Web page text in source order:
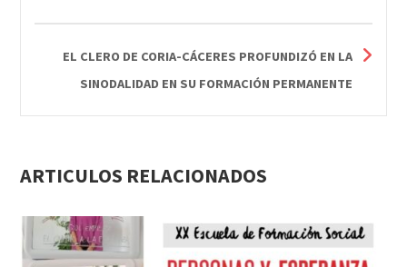
EL CLERO DE CORIA-CÁCERES PROFUNDIZÓ EN LA
SINODALIDAD EN SU FORMACIÓN PERMANENTE
ARTICULOS RELACIONADOS